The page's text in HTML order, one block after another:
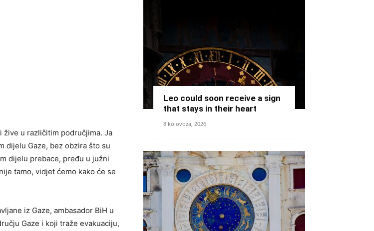
žive u različitim područjima. Ja
dijelu Gaze, bez obzira što su
dijelu prebace, pređu u južni
tamo, vidjet ćemo kako će se
iz Gaze, ambasador BiH u
Gaze i koji traže evakuaciju,
Leo could soon receive a sign
that stays in their heart
8 kolovoza, 2026